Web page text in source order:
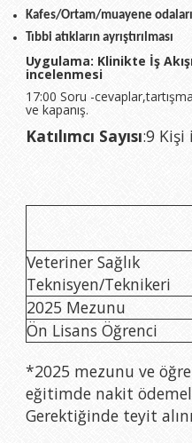
Kafes/Ortam/muayene
Tıbbi atıkların ayrıştırılması
Uygulama: Klinikte İş
incelenmesi
17:00 Soru -
ve kapanış.
Katılımcı Sayısı:9 Kişi
Veteriner Sağlık
Teknisyen/Teknikeri
2025 Mezunu
Ön Lisans Öğrenci
*2025 mezunu ve
eğitimde nakit
Gerektiğinde teyit